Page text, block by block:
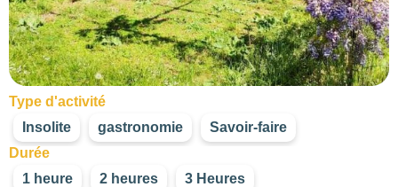
Type d'activité
Insolite
gastronomie
Savoir-faire
Durée
1 heure
2 heures
3 Heures